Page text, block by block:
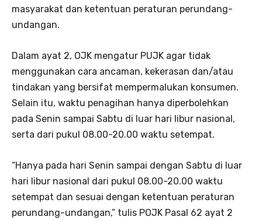
masyarakat dan ketentuan peraturan perundang-
undangan.
Dalam ayat 2, OJK mengatur PUJK agar tidak
menggunakan cara ancaman, kekerasan dan/atau
tindakan yang bersifat mempermalukan konsumen.
Selain itu, waktu penagihan hanya diperbolehkan
pada Senin sampai Sabtu di luar hari libur nasional,
serta dari pukul 08.00-20.00 waktu setempat.
“Hanya pada hari Senin sampai dengan Sabtu di luar
hari libur nasional dari pukul 08.00-20.00 waktu
setempat dan sesuai dengan ketentuan peraturan
perundang-undangan,” tulis POJK Pasal 62 ayat 2